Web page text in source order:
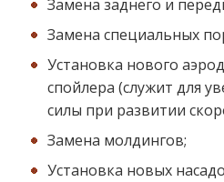
Замена заднего и
Замена специальных
Установка нового
спойлера (служит для
силы при развитии
Замена молдингов;
Установка новых